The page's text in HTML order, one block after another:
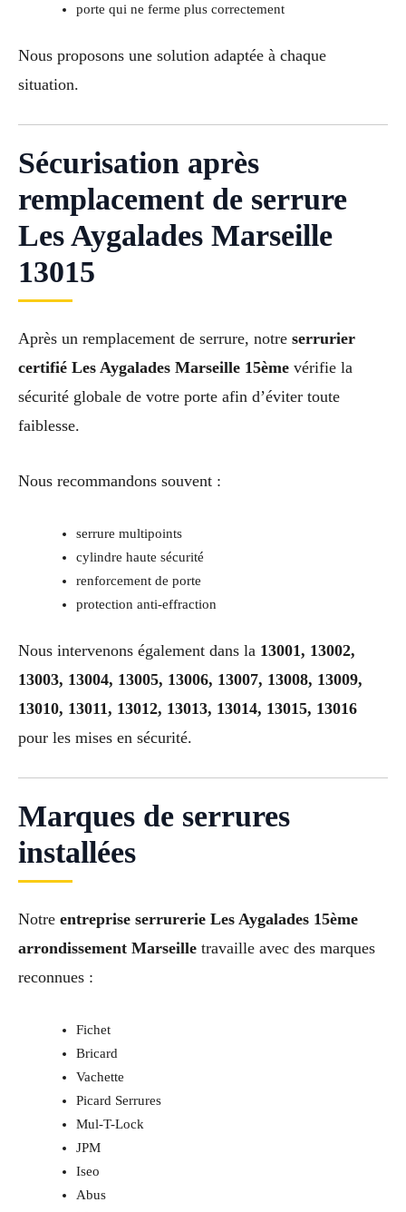
porte qui ne ferme plus correctement
Nous proposons une solution adaptée à chaque
situation.
Sécurisation après
remplacement de serrure
Les Aygalades Marseille
13015
Après un remplacement de serrure, notre serrurier
certifié Les Aygalades Marseille 15ème vérifie la
sécurité globale de votre porte afin d’éviter toute
faiblesse.
Nous recommandons souvent :
serrure multipoints
cylindre haute sécurité
renforcement de porte
protection anti-effraction
Nous intervenons également dans la 13001, 13002,
13003, 13004, 13005, 13006, 13007, 13008, 13009,
13010, 13011, 13012, 13013, 13014, 13015, 13016
pour les mises en sécurité.
Marques de serrures
installées
Notre entreprise serrurerie Les Aygalades 15ème
arrondissement Marseille travaille avec des marques
reconnues :
Fichet
Bricard
Vachette
Picard Serrures
Mul-T-Lock
JPM
Iseo
Abus